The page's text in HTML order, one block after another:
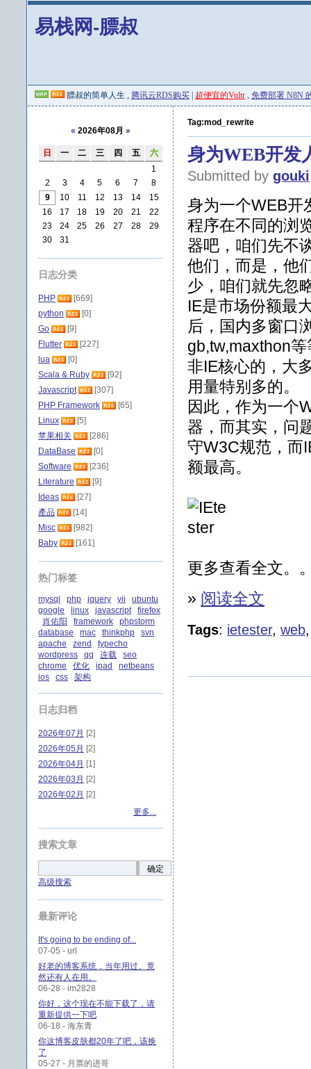
易栈网-膘叔
膘叔的简单人生 , 腾讯云RDS购买 超便宜的Vultr , 免费部署 N8N
Tag:mod_rewrite
身为WEB开发
Submitted by gouki
身为一个WEB开
程序在不同的浏
器吧，咱们先不
他们，而是，他
少，咱们就先忽
IE是市场份额最
后，国内多窗口
gb,tw,maxthon
非IE核心的，大
用量特别多的。
因此，作为一个
器，而其实，问
守W3C规范，而
额最高。
更多查看全文。
» 阅读全文
Tags: ietester, web
« 2026年08月 »
日 一 二 三 四 五
六
1
2
3 4 5 6 7
8
9
10 11 12 13 14
15
16
17 18 19 20 21
22
23
24 25 26 27 28
29
30
31
日志分类
PHP
[669]
python
[0]
Go
[9]
Flutter
[227]
lua
[0]
Scala & Ruby
[92]
Javascript
[307]
PHP Framework
[65]
Linux
[5]
苹果相关
[286]
DataBase
[0]
Software
[236]
Literature
[9]
Ideas
[27]
產品
[14]
Misc
[982]
Baby
[161]
热门标签
mysql php jquery yii
ubuntu
google
linux javascript
firefox
肖佑阳
framework
phpstorm
database
mac thinkphp
svn
apache
zend
typecho
wordpress
qq 连载
seo
chrome
优化 ipad
netbeans
ios
css 架构
日志归档
2026年07月 [2]
2026年05月 [2]
2026年04月 [1]
2026年03月 [2]
2026年02月 [2]
更多...
搜索文章
确定
高级搜索
最新评论
It's going to be ending of...
07-05 - url
好老的博客系统，当年用过。竟
然还有人在用。
06-28 - im2828
你好，这个现在不能下载了，请
重新提供一下吧
06-18 - 海东青
你这博客皮肤都20年了吧，该换
了
05-27 - 月票的进哥